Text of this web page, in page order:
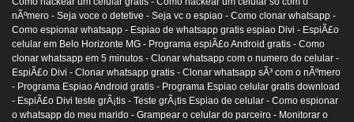
nÃºmero - Seja voce o detetive - Seja vc o espiao - Como clonar whatsapp -
Como espionar whatsapp - Espiao de whatsapp gratis espiao Divi - EspiÃ£o
celular em Belo Horizonte MG - Programa espiÃ£o Android gratis - Como
clonar whatsapp em 5 minutos - Clonar whatsapp com o numero do celular -
EspiÃ£o Divi - Clonar whatsapp gratis - Clonar whatsapp sÃ³ com o nÃºmero
- Programa Espiao Android gratis - Programa Espiao celular gratis download
- EspiÃ£o Divi teste grÃ¡tis - Teste grÃ¡tis Espiao de celular - Como espionar
o whatsapp do meu marido - Grampear o celular do parceiro - Monitorar o